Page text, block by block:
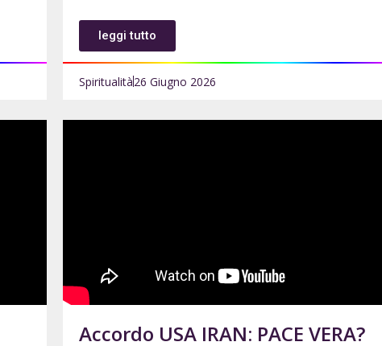
leggi tutto
Spiritualità26 Giugno 2026
Accordo USA IRAN: PACE VERA?